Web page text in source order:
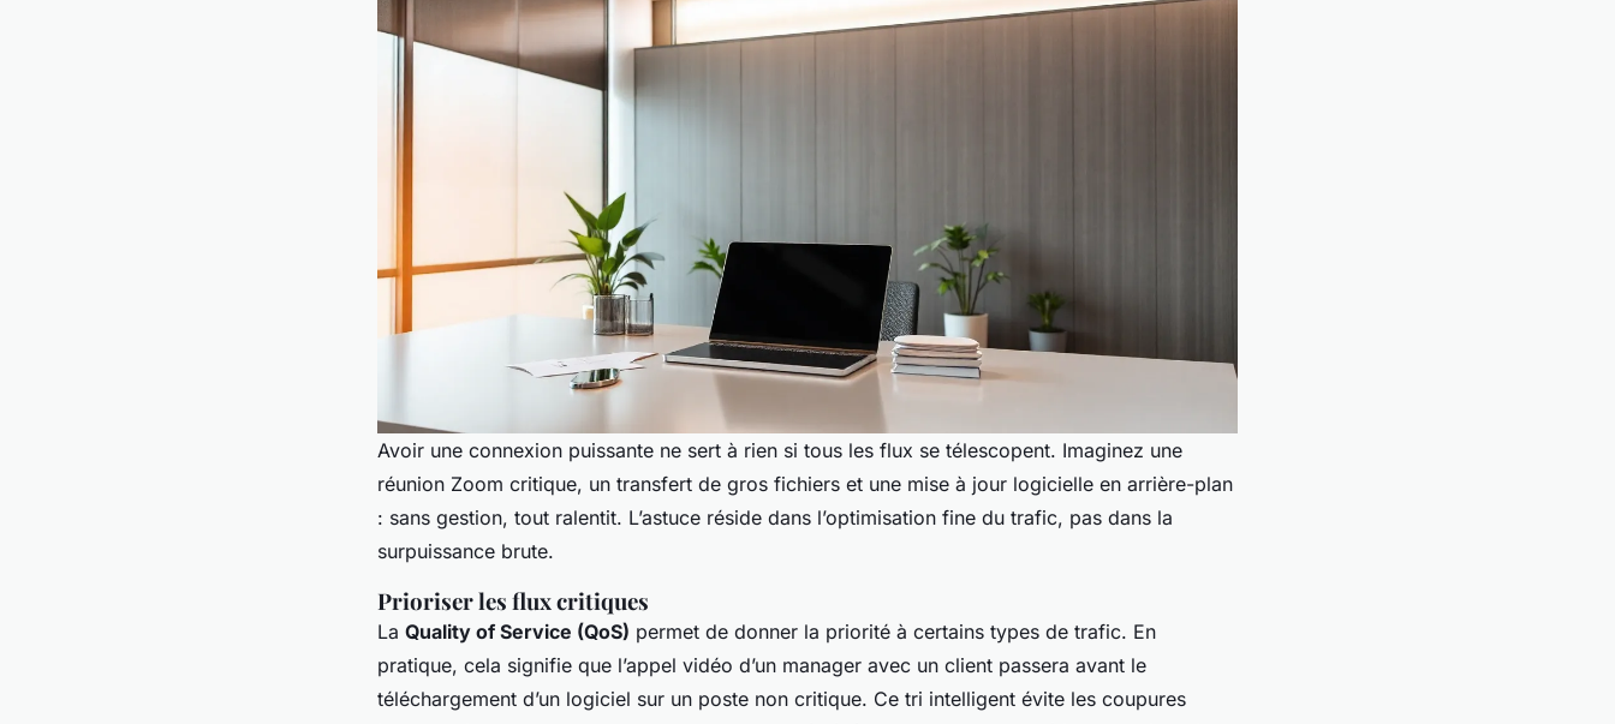
Avoir une connexion puissante ne sert à rien si tous les flux se télescopent. Imaginez une
réunion Zoom critique, un transfert de gros fichiers et une mise à jour logicielle en arrière-plan
: sans gestion, tout ralentit. L’astuce réside dans l’optimisation fine du trafic, pas dans la
surpuissance brute.
Prioriser les flux critiques
La Quality of Service (QoS) permet de donner la priorité à certains types de trafic. En
pratique, cela signifie que l’appel vidéo d’un manager avec un client passera avant le
téléchargement d’un logiciel sur un poste non critique. Ce tri intelligent évite les coupures